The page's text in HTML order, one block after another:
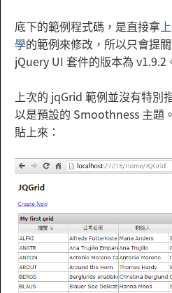
底下的範例程式碼，是直接拿
學的範例來修改，所以只會提
jQuery UI 套件的版本為 v1.9.2
上次的 jqGrid 範例並沒有特別
以是預設的 Smoothness 主題
貼上來：